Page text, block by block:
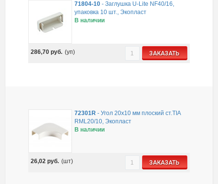
71804-10 -Заглушка U-Lite NF40/16,
упаковка 10 шт., Экопласт
В наличии
286,70руб. (уп) ЗАКАЗАТЬ
72301R -Угол 20х10 мм плоский ст.TIA
RML20/10, Экопласт
В наличии
26,02руб. (шт) ЗАКАЗАТЬ